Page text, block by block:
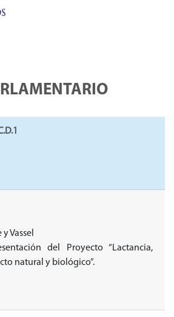
Vassel
del Proyecto “Lactancia,
natural y biológico”.